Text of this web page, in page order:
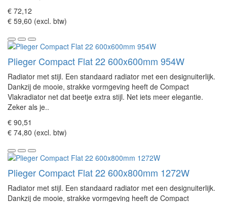
€ 72,12
€ 59,60 (excl. btw)
Plieger Compact Flat 22 600x600mm 954W
Radiator met stijl. Een standaard radiator met een designuiterlijk.
Dankzij de mooie, strakke vormgeving heeft de Compact
Vlakradiator net dat beetje extra stijl. Net iets meer elegantie.
Zeker als je..
€ 90,51
€ 74,80 (excl. btw)
Plieger Compact Flat 22 600x800mm 1272W
Radiator met stijl. Een standaard radiator met een designuiterlijk.
Dankzij de mooie, strakke vormgeving heeft de Compact